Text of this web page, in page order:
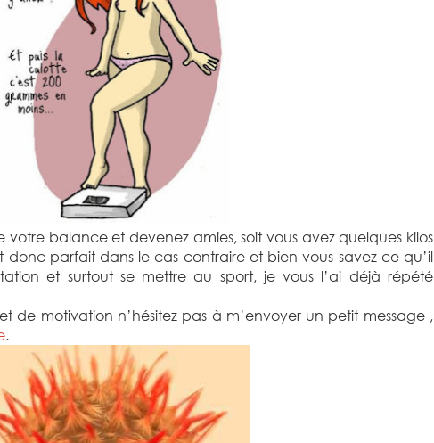
votre balance et devenez amies, soit vous avez quelques kilos
donc parfait dans le cas contraire et bien vous savez ce qu’il
et surtout se mettre au sport, je vous l’ai déjà répété
de motivation n’hésitez pas à m’envoyer un petit message ,
.